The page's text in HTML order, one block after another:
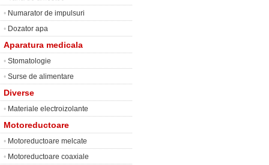
• Numarator de impulsuri
• Dozator apa
Aparatura medicala
• Stomatologie
• Surse de alimentare
Diverse
• Materiale electroizolante
Motoreductoare
• Motoreductoare melcate
• Motoreductoare coaxiale